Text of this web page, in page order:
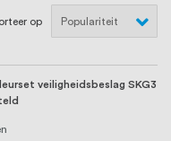
op
veiligheidsbeslag SKG3